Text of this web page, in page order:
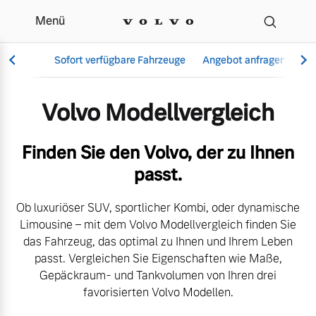
Der Volvo
Menü
Sofort verfügbare Fahrzeuge Angebot anfragen
Vollelektrisch
6 Modelle
Plug-in Hybrid
3 Modelle
Aktuelle Angebote
Über uns
Volvo Modellvergleich
Finden Sie den Volvo, der zu Ihnen
passt.
Ob luxuriöser SUV, sportlicher Kombi, oder dynamische
Limousine – mit dem Volvo Modellvergleich finden Sie
das Fahrzeug, das optimal zu Ihnen und Ihrem Leben
passt. Vergleichen Sie Eigenschaften wie Maße,
Gepäckraum- und Tankvolumen von Ihren drei
favorisierten Volvo Modellen.